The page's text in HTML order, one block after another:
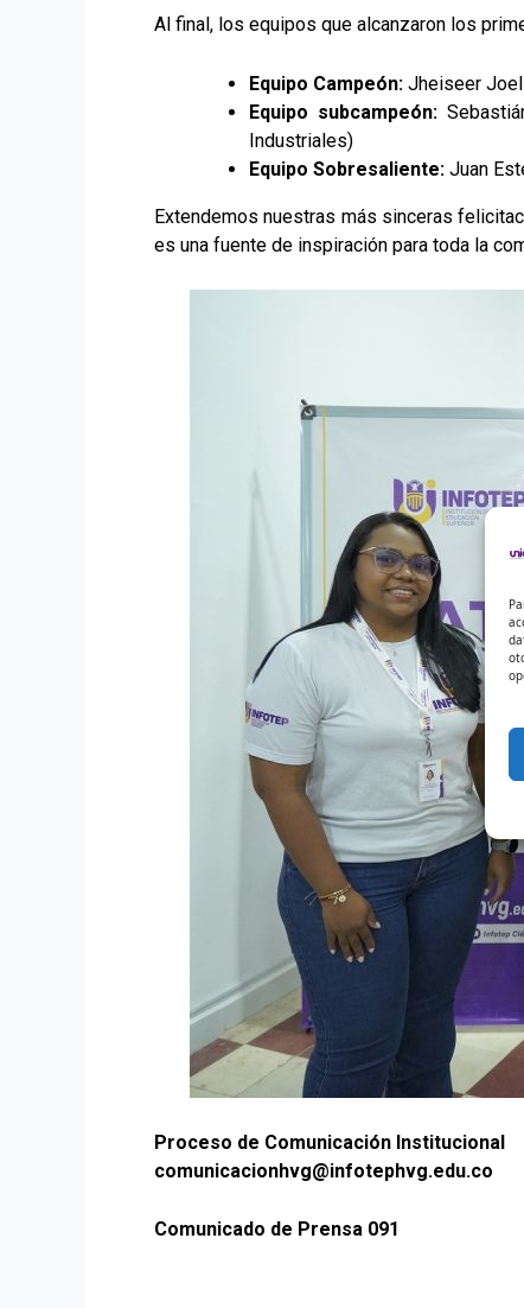
Al final, los equipos que alcanzaron los
Equipo Campeón: Jheiseer
Equipo subcampeón:
Industriales)
Equipo Sobresaliente: Juan
Extendemos nuestras más sinceras
es una fuente de inspiración para toda la
Proceso de Comunicación Institucional
comunicacionhvg@infotephvg.edu.co
Comunicado de Prensa 091